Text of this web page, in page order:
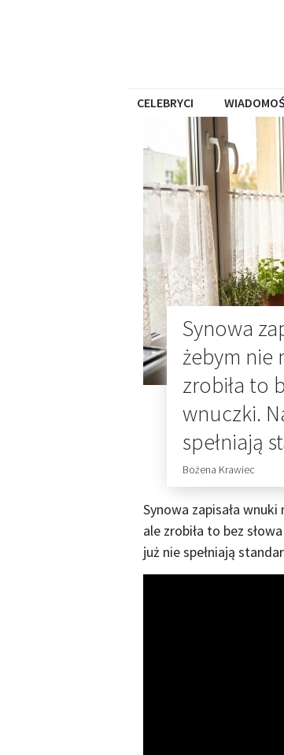
CELEBRYCI
Synowa
żebym nie
zrobiła to
wnuczki.
spełniają
Bożena Krawiec
Synowa zapisała
ale zrobiła to bez
już nie spełniają